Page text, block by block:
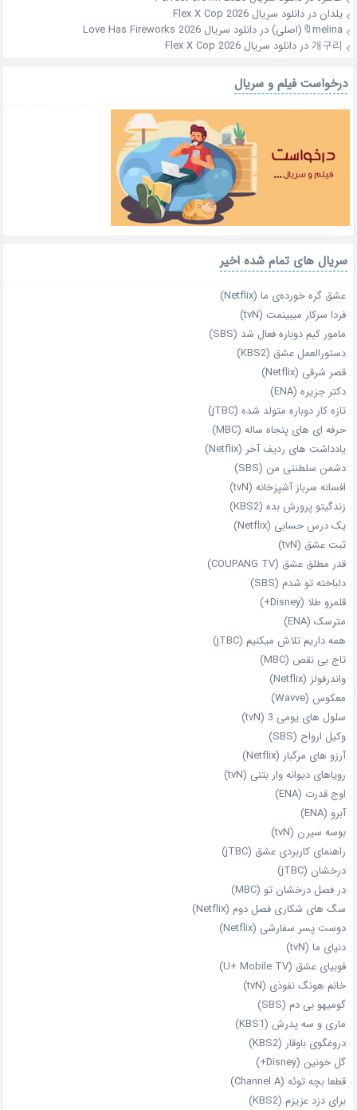
یلدان دردانلود سریال Flex X Cop 2026
melina🔖(اصلی)
دردانلود سریال Love Has Fireworks 2026
개구리دردانلود سریال Flex X Cop 2026
درخواست فیلم و سریال
سریال های تمام شده اخیر
عشق گره خورده‌ی ما (Netflix)
فردا سرکار میبینمت (tvN)
مامور کیم دوباره فعال شد (SBS)
دستورالعمل عشق (KBS2)
قصر شرقی (Netflix)
دکتر جزیره (ENA)
تازه‌ کار دوباره‌ متولد شده (jTBC)
حرفه‌ ای‌ های پنجاه‌ ساله (MBC)
یادداشت‌ های ردیف آخر (Netflix)
دشمن سلطنتی من (SBS)
افسانه سرباز آشپزخانه (tvN)
زندگیتو پرورش بده (KBS2)
یک درس حسابی (Netflix)
ثبت عشق (tvN)
قدر مطلق عشق (COUPANG TV)
دلباخته تو شدم (SBS)
قلمرو طلا (Disney+)
مترسک (ENA)
همه داریم تلاش میکنیم (jTBC)
تاج بی‌ نقص (MBC)
واندرفولز (Netflix)
معکوس (Wavve)
سلول های یومی 3 (tvN)
وکیل ارواح (SBS)
آرزو های مرگبار (Netflix)
رویاهای دیوانه‌ وار بتنی (tvN)
اوج قدرت (ENA)
آبرو (ENA)
بوسه سیرن (tvN)
راهنمای کاربردی عشق (jTBC)
درخشان (jTBC)
در فصل درخشان تو (MBC)
سگ های شکاری فصل دوم (Netflix)
دوست‌ پسر سفارشی (Netflix)
دنیای ما (tvN)
فوبیای عشق (U+ Mobile TV)
خانم هونگ نفوذی (tvN)
گومیهو بی دم (SBS)
ماری و سه پدرش (KBS1)
دروغگوی باوقار (KBS2)
گل خونین (Disney+)
قطعا بچه توئه (Channel A)
برای دزد عزیزم (KBS2)